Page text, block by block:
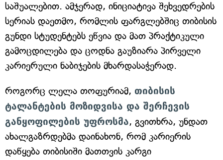
საშუალებით. ამჯერად, ინიციატივა შეხვედრების
სერიას დაეთმო, რომლის ფარგლებშიც თიბისის
გუნდი სტუდენტებს ეწვია და მათ პრაქტიკული
გამოცდილება და ცოდნა გაუზიარა პირველი
კარიერული ნაბიჯების მხარდასაჭერად.
როგორც ლელა თოფურიამ, თიბისის
ტალანტების მოზიდვისა და შერჩევის
განყოფილების უფროსმა, გვითხრა, უნდათ
ახალგაზრდებმა დაინახონ, რომ კარიერის
დაწყება თიბისიში მათთვის კარგი